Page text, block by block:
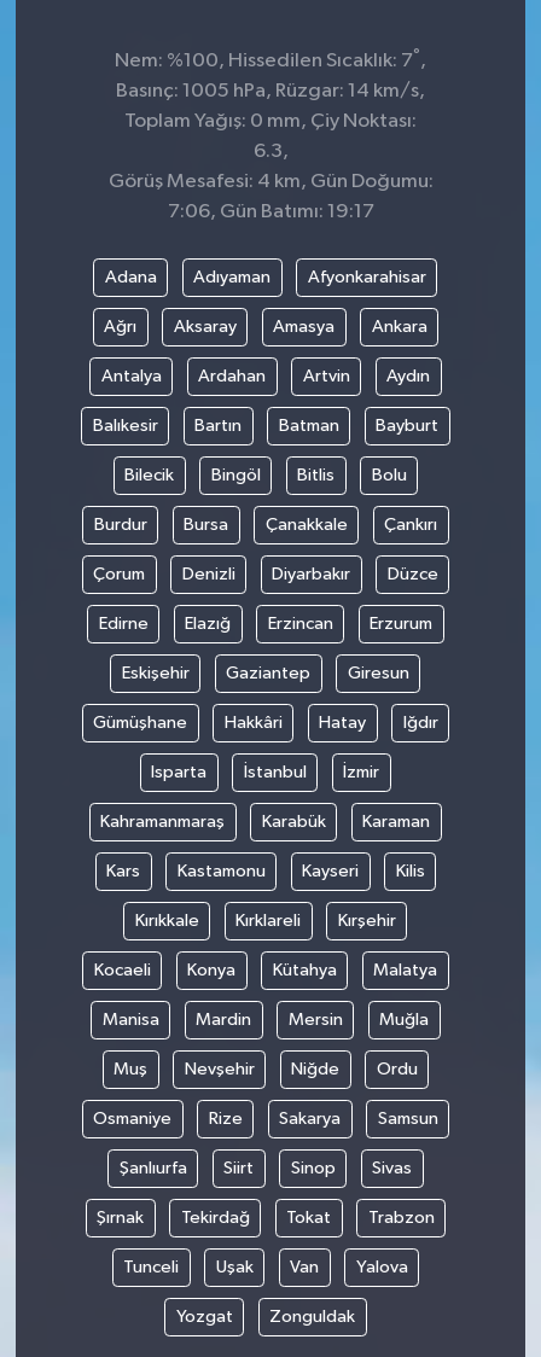
Nem: %100, Hissedilen Sıcaklık: 7° ,
Basınç: 1005 hPa, Rüzgar: 14 km/s,
Toplam Yağış: 0 mm, Çiy Noktası:
6.3,
Görüş Mesafesi: 4 km, Gün Doğumu:
7:06, Gün Batımı: 19:17
Adana Adıyaman Afyonkarahisar
Ağrı Aksaray Amasya Ankara
Antalya Ardahan Artvin Aydın
Balıkesir Bartın Batman Bayburt
Bilecik Bingöl Bitlis Bolu
Burdur Bursa Çanakkale Çankırı
Çorum Denizli Diyarbakır Düzce
Edirne Elazığ Erzincan Erzurum
Eskişehir Gaziantep Giresun
Gümüşhane Hakkâri Hatay Iğdır
Isparta İstanbul İzmir
Kahramanmaraş Karabük Karaman
Kars Kastamonu Kayseri Kilis
Kırıkkale Kırklareli Kırşehir
Kocaeli Konya Kütahya Malatya
Manisa Mardin Mersin Muğla
Muş Nevşehir Niğde Ordu
Osmaniye Rize Sakarya Samsun
Şanlıurfa Siirt Sinop Sivas
Şırnak Tekirdağ Tokat Trabzon
Tunceli Uşak Van Yalova
Yozgat Zonguldak